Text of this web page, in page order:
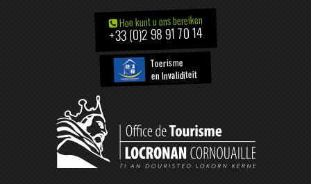
Hoe kunt u ons bereiken
+33 (0)2 98 91 70 14
Toerisme
en Invaliditeit